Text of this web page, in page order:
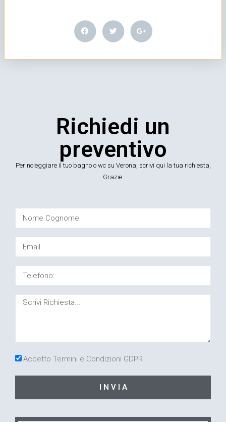
Richiedi un
preventivo
Per noleggiare il tuo bagno o wc su Verona, scrivi qui la tua richiesta,
Grazie.
Accetto Termini e Condizioni GDPR
I N V I A